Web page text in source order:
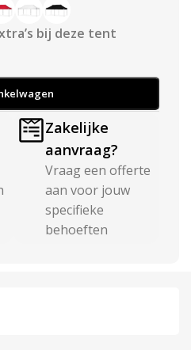
bij deze tent
Zakelijke
aanvraag?
Vraag een offerte
aan voor jouw
specifieke
behoeften